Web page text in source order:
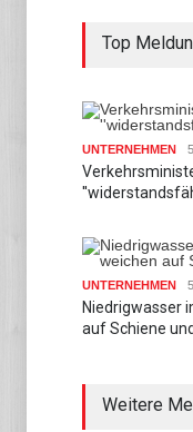
Top
UNTERNEHMEN
UNTERNEHMEN
Niedrigwasser
auf Schiene
Weitere